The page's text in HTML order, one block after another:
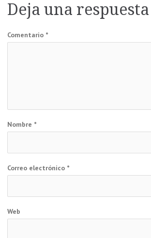
entradas
Deja una respuesta
Comentario *
Nombre *
Correo electrónico *
Web